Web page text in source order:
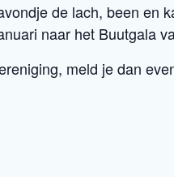
de lach, been en
naar het Buutgala
meld je dan